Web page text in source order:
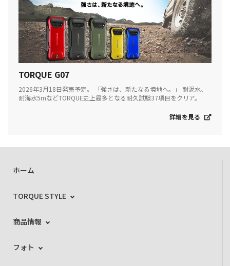
TORQUE G07
2026年3月18日発売予定。 「強さは、新たなる境地へ。」 耐泥水、
耐海水5mなどTORQUE史上最多となる耐久試験37項目をクリア。
詳細を見る
ホーム
TORQUE STYLE
商品情報
フォト